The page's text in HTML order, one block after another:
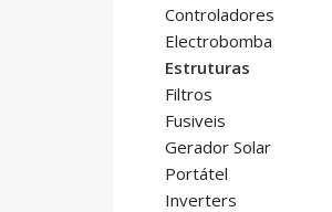
Controladores
Electrobomba
Estruturas
Filtros
Fusiveis
Gerador Solar
Portátel
Inverters